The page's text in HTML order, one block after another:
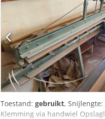
Toestand: gebruikt,
Klemming via handwiel